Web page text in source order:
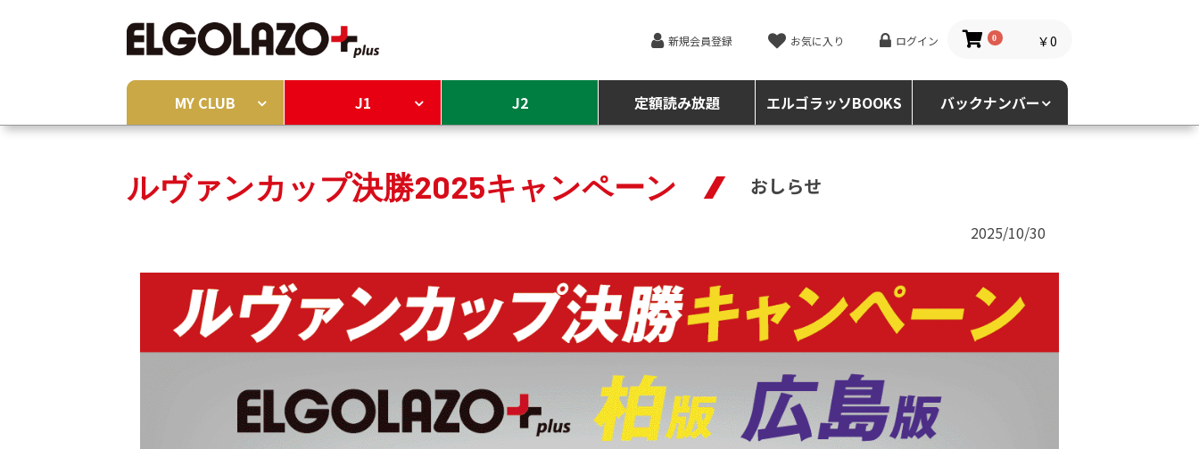
新規会員登録 お気に入り ログイン 0 ￥0
MY CLUB J1 J2 定額読み放題 エルゴラッソBOOKS バックナンバー
ルヴァンカップ決勝2025キャンペーン おしらせ
2025/10/30